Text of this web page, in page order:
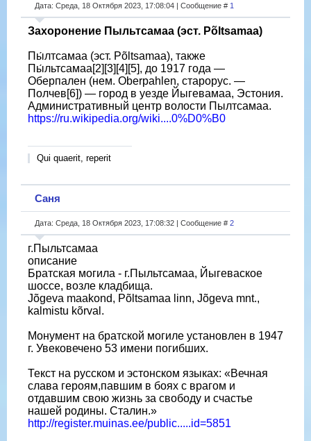
Дата: Среда, 18 Октября 2023, 17:08:04 | Сообщение # 1
Захоронение Пыльтсамаа (эст. Põltsamaa)
Пы́лтсамаа (эст. Põltsamaa), также
Пы́льтсамаа[2][3][4][5], до 1917 года —
Оберпален (нем. Oberpahlen, старорус. —
Полчев[6]) — город в уезде Йыгевамаа, Эстония.
Административный центр волости Пылтсамаа.
https://ru.wikipedia.org/wiki....0%D0%B0
Qui quaerit, reperit
Саня
Дата: Среда, 18 Октября 2023, 17:08:32 | Сообщение # 2
г.Пыльтсамаа
описание
Братская могила - г.Пыльтсамаа, Йыгеваское
шоссе, возле кладбища.
Jõgeva maakond, Põltsamaa linn, Jõgeva mnt.,
kalmistu kõrval.
Монумент на братской могиле установлен в 1947
г. Увековечено 53 имени погибших.
Текст на русском и эстонском языках: «Вечная
слава героям,павшим в боях с врагом и
отдавшим свою жизнь за свободу и счастье
нашей родины. Сталин.»
http://register.muinas.ee/public.....id=5851